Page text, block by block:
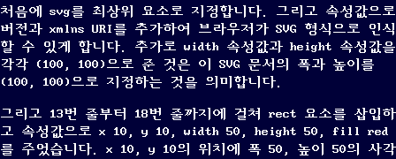
처음에 svg를 최상위 요소로 지정합니다. 그리고 속성값으로
버전과 xmlns URI를 추가하여 브라우저가 SVG 형식으로 인식
할 수 있게 합니다. 추가로 width 속성값과 height 속성값을
각각 (100, 100)으로 준 것은 이 SVG 문서의 폭과 높이를
(100, 100)으로 지정하는 것을 의미합니다.
그리고 13번 줄부터 18번 줄까지에 걸쳐 rect 요소를 삽입하
고 속성값으로 x 10, y 10, width 50, height 50, fill red
를 주었습니다. x 10, y 10의 위치에 폭 50, 높이 50의 사각